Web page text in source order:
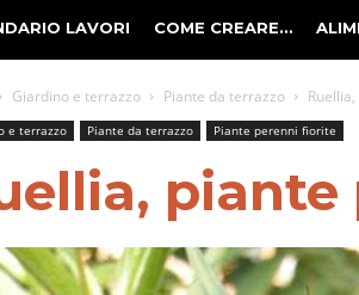
LAVORI COME CREARE…
Giardino e terrazzo Piante da terrazzo
e terrazzo Piante da terrazzo Piante perenni fiorite